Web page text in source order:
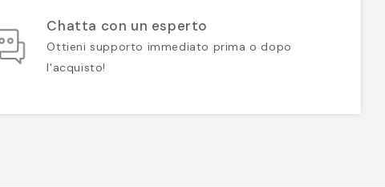
Chatta con un esperto
Ottieni supporto immediato prima o dopo
l'acquisto!